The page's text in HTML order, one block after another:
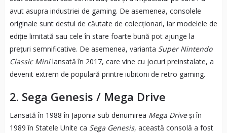
avut asupra industriei de gaming. De asemenea, consolele
originale sunt destul de căutate de colecționari, iar modelele de
ediție limitată sau cele în stare foarte bună pot ajunge la
prețuri semnificative. De asemenea, varianta Super Nintendo
Classic Minilansată în 2017, care vine cu jocuri preinstalate, a
devenit extrem de populară printre iubitorii de retro gaming.
2. Sega Genesis / Mega Drive
Lansată în 1988 în Japonia sub denumirea Mega Driveși în
1989 în Statele Unite ca Sega Genesis, această consolă a fost